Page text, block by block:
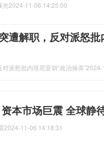
光2024-11-06 14:25:00
遭解职，反对派怒
派怒批内塔尼亚胡“政治操弄”
本市场巨震 全球静
2024-11-06 14:18:31